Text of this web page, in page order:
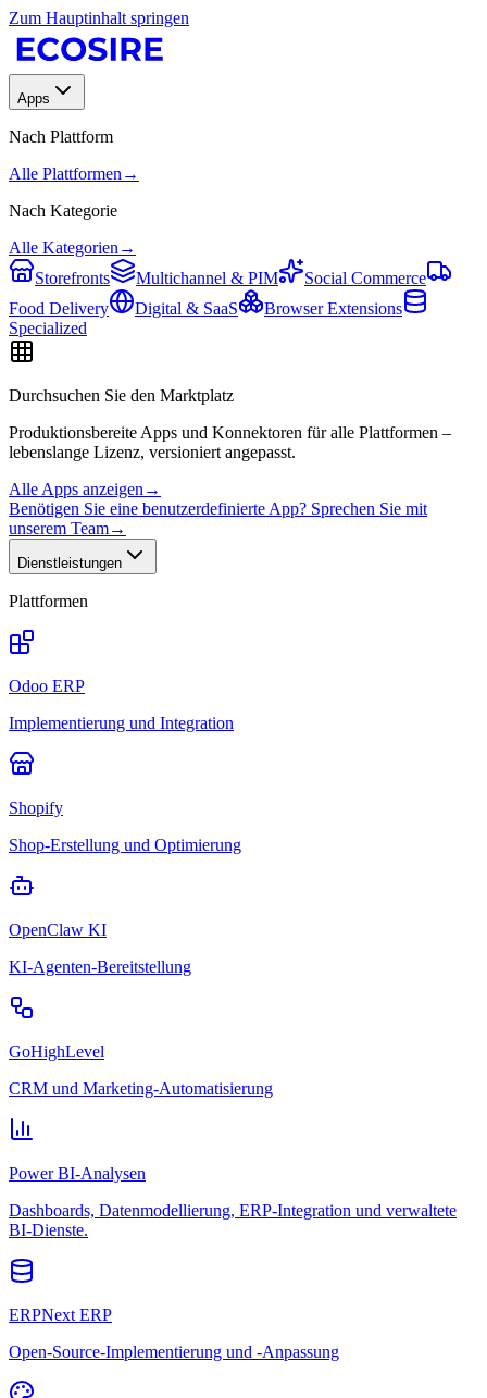
Zum Hauptinhalt springen
Apps
Nach Plattform
Alle Plattformen →
Nach Kategorie
Alle Kategorien →
Storefronts
Multichannel & PIM
Social Commerce
Food Delivery
Digital & SaaS
Browser Extensions
Specialized
Durchsuchen Sie den Marktplatz
Produktionsbereite Apps und Konnektoren für alle Plattformen –
lebenslange Lizenz, versioniert angepasst.
Alle Apps anzeigen →
Benötigen Sie eine benutzerdefinierte App? Sprechen Sie mit
unserem Team→
Dienstleistungen
Plattformen
Odoo ERP
Implementierung und Integration
Shopify
Shop-Erstellung und Optimierung
OpenClaw KI
KI-Agenten-Bereitstellung
GoHighLevel
CRM und Marketing-Automatisierung
Power BI-Analysen
Dashboards, Datenmodellierung, ERP-Integration und verwaltete
BI-Dienste.
ERPNext ERP
Open-Source-Implementierung und -Anpassung